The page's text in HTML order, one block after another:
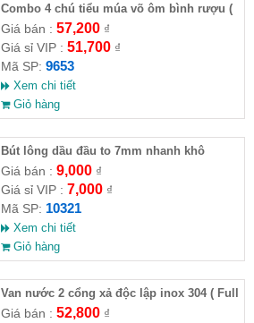
Combo 4 chú tiểu múa võ ôm bình rượu (
HĐ )
Giá bán : 57,200₫
Giá sỉ VIP : 51,700₫
Mã SP: 9653
Xem chi tiết
Giỏ hàng
Bút lông dầu đầu to 7mm nhanh khô
Giá bán : 9,000₫
Giá sỉ VIP : 7,000₫
Mã SP: 10321
Xem chi tiết
Giỏ hàng
Van nước 2 cổng xả độc lập inox 304 ( Full
VAT )
Giá bán : 52,800₫